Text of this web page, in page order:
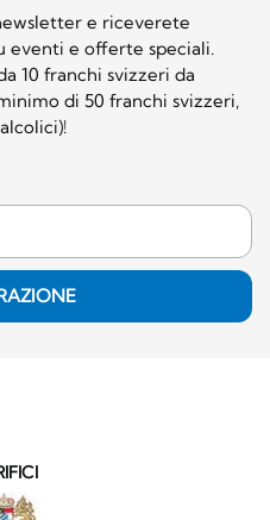
e riceverete
eventi e offerte speciali.
10 franchi svizzeri da
di 50 franchi svizzeri,